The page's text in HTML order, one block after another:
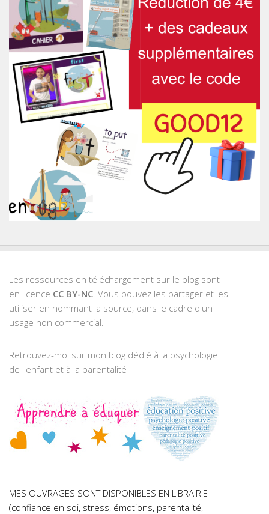
Les ressources en téléchargement sur le blog sont
en licence CC BY-NC . Vous pouvez les partager et les
utiliser en nommant la source, dans le cadre d'un
usage non commercial.
Retrouvez-moi sur mon blog dédié à la psychologie
de l'enfant et à la parentalité
MES OUVRAGES SONT DISPONIBLES EN LIBRAIRIE
(confiance en soi, stress, émotions, parentalité,